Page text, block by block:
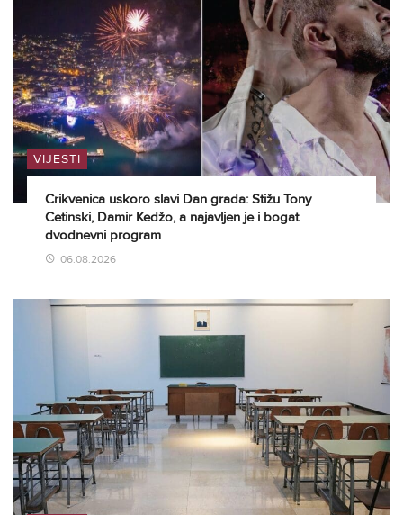
VIJESTI
Crikvenica uskoro slavi Dan grada: Stižu Tony
Cetinski, Damir Kedžo, a najavljen je i bogat
dvodnevni program
06.08.2026